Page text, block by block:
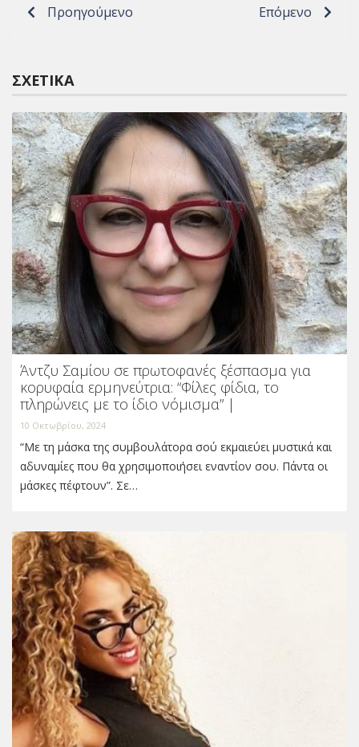
Προηγούμενο Επόμενο
ΣΧΕΤΙΚΆ
Άντζυ Σαμίου σε πρωτοφανές ξέσπασμα για
κορυφαία ερμηνεύτρια: “Φίλες φίδια, το
πληρώνεις με το ίδιο νόμισμα” |
10 Οκτωβρίου, 2024
“Με τη μάσκα της συμβουλάτορα σού εκμαιεύει μυστικά και
αδυναμίες που θα χρησιμοποιήσει εναντίον σου. Πάντα οι
μάσκες πέφτουν”. Σε…